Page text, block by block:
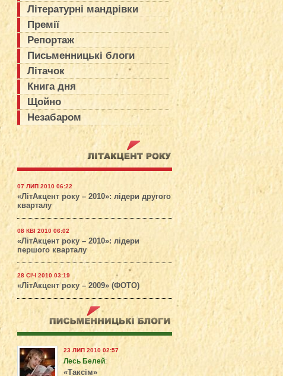
Літературні мандрівки
Премії
Репортаж
Письменницькі блоги
Літачок
Книга дня
Щойно
Незабаром
07 ЛИП 2010 06:22
«ЛітАкцент року – 2010»: лідери другого
кварталу
08 КВІ 2010 06:02
«ЛітАкцент року – 2010»: лідери
першого кварталу
28 СІЧ 2010 03:19
«ЛітАкцент року – 2009» (ФОТО)
23 ЛИП 2010 02:57
Лесь Белей:
«Таксім»